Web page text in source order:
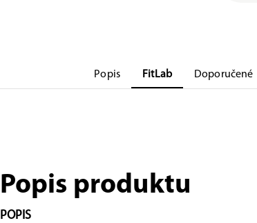
Popis FitLab Doporučené
Popis produktu
POPIS